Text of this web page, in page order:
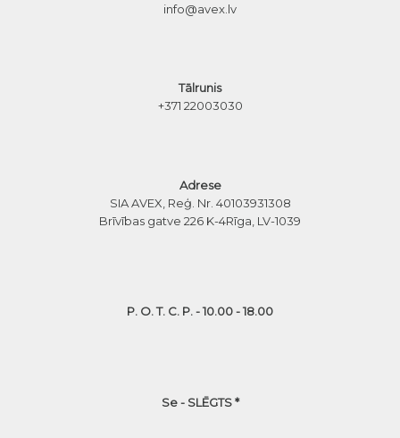
info@avex.lv
Tālrunis
+371 22003030
Adrese
SIA AVEX, Reģ. Nr. 40103931308
Brīvības gatve 226 K-4Rīga, LV-1039
P. O. T. C. P. - 10.00 - 18.00
Se - SLĒGTS *